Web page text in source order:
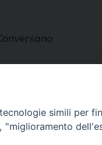
simili per
"miglioramento